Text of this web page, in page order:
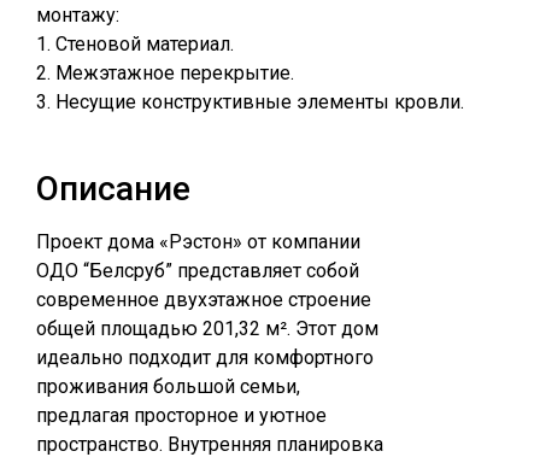
монтажу:
1. Стеновой материал.
2. Межэтажное перекрытие.
3. Несущие конструктивные элементы кровли.
Описание
Проект дома «Рэстон» от компании
ОДО “Белсруб” представляет собой
современное двухэтажное строение
общей площадью 201,32 м². Этот дом
идеально подходит для комфортного
проживания большой семьи,
предлагая просторное и уютное
пространство. Внутренняя планировка